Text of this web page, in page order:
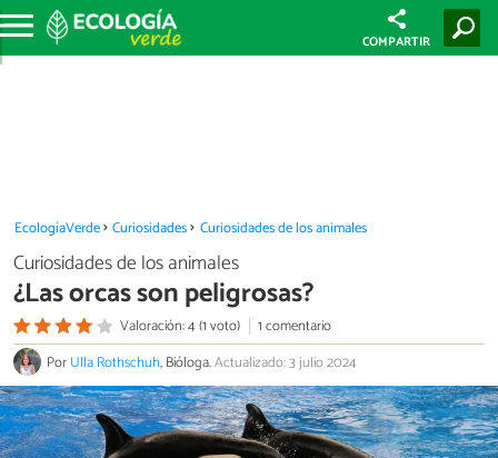
COMPARTIR
EcologíaVerde Curiosidades Curiosidades de los animales
Curiosidades de los animales
¿Las orcas son peligrosas?
Valoración: 4 (1 voto)
1 comentario
PorUlla Rothschuh, Bióloga.Actualizado: 3 julio 2024